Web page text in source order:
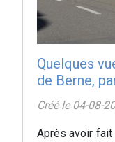
Quelques
de Berne,
Créé le 04-08-
Après avoir fait